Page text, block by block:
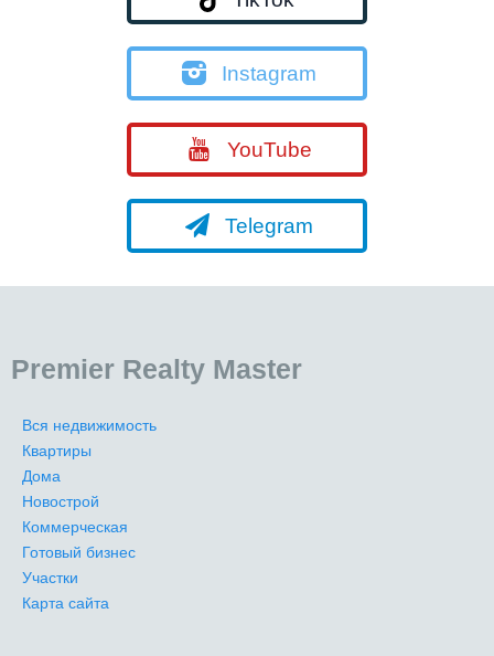
Instagram
YouTube
Telegram
Premier Realty Master
Вся недвижимость
Квартиры
Дома
Новострой
Коммерческая
Готовый бизнес
Участки
Карта сайта